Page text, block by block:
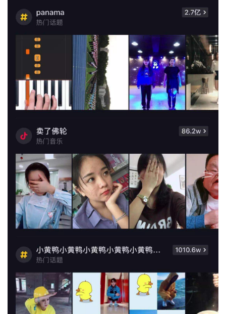
子
直
播
的
活
动
我
的
关
注
的
开
发
者
学
堂
我
的
课
程
我
的
认
我
的
我
Programs
持
我
的
技
术
支
我
的
云
声